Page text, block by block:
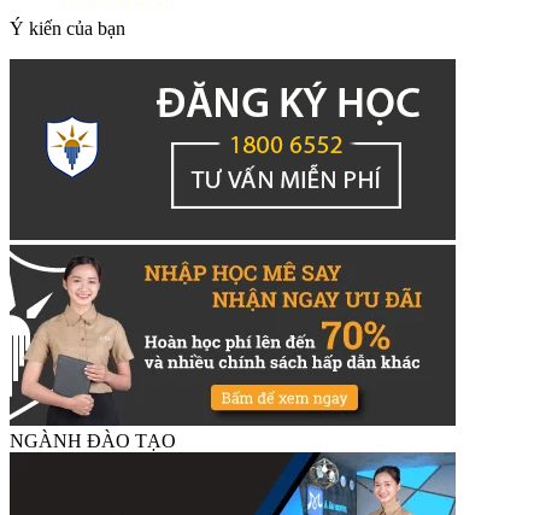
Ý kiến của bạn
NGÀNH ĐÀO TẠO